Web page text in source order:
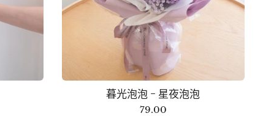
暮光泡泡 - 星夜泡泡
79.00